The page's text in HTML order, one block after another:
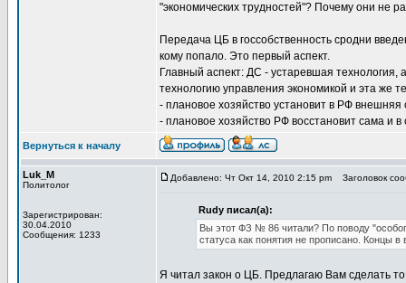
"экономических трудностей"? Почему они не
Передача ЦБ в госсобственность сродни
кому попало. Это первый аспект.
Главный аспект: ДС - устаревшая
технологию управления экономикой и эта же
- плановое хозяйство установит в РФ внешняя
- плановое хозяйство РФ восстановит сама и в
Вернуться к началу
Luk_M
Политолог
Зарегистрирован:
30.04.2010
Сообщения: 1233
Добавлено: Чт Окт 14, 2010 2:15 pm Заголовок
Rudy писал(а):
Вы этот ФЗ № 86 читали? По поводу
статуса как понятия не прописано. Концы в
Я читал закон о ЦБ. Предлагаю Вам сделать